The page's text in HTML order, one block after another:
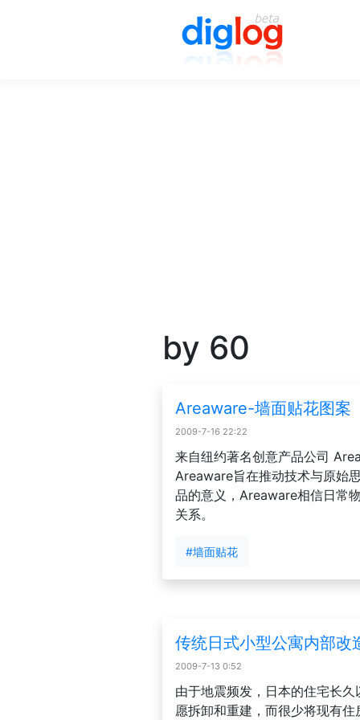
by 60
Areaware-墙面贴花图案
2009-7-16 22:22
来自纽约著名创意产品公司
Areaware旨在推动技术与原始
品的意义，Areaware相信日常
关系。
#墙面贴花
传统日式小型公寓内部改
2009-7-13 0:52
由于地震频发，日本的住宅长
愿拆卸和重建，而很少将现有